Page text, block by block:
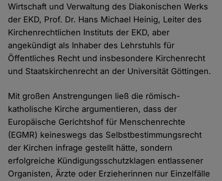
Wirtschaft und Verwaltung des Diakonischen Werks
der EKD, Prof. Dr. Hans Michael Heinig, Leiter des
Kirchenrechtlichen Instituts der EKD, aber
angekündigt als Inhaber des Lehrstuhls für
Öffentliches Recht und insbesondere Kirchenrecht
und Staatskirchenrecht an der Universität Göttingen.
Mit großen Anstrengungen ließ die römisch-
katholische Kirche argumentieren, dass der
Europäische Gerichtshof für Menschenrechte
(EGMR) keineswegs das Selbstbestimmungsrecht
der Kirchen infrage gestellt hätte, sondern
erfolgreiche Kündigungsschutzklagen entlassener
Organisten, Ärzte oder Erzieherinnen nur Einzelfälle